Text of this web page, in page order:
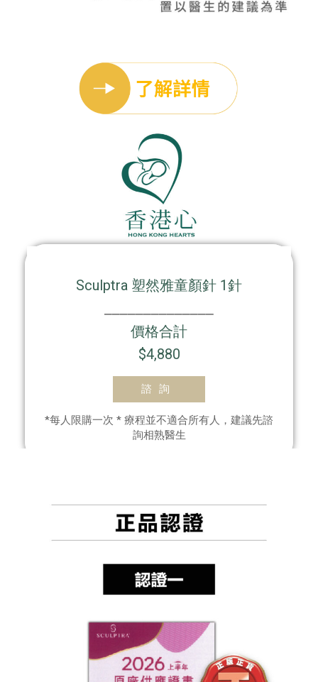
Sculptra 塑然雅童顏針 1針
價格合計
$4,880
諮詢
*每人限購一次 * 療程並不適合所有人，建議先諮
詢相熟醫生